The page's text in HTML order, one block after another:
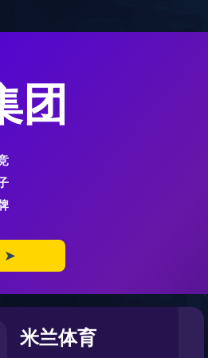
一个平行宇宙中的页面
问的页面可能跑到了另一个平行宇